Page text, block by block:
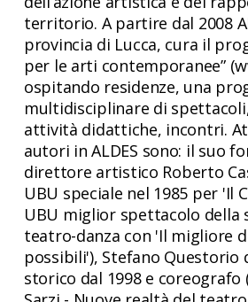
territorio. A partire dal 2008
provincia di Lucca, cura il
per le arti contemporanee”
ospitando residenze, una
multidisciplinare di
attività didattiche, incontri.
autori in ALDES sono: il suo
direttore artistico Roberto
UBU speciale nel 1985 per 'Il
UBU miglior spettacolo della
teatro-danza con 'Il migliore
possibili'), Stefano Questorio
storico dal 1998 e coreografo